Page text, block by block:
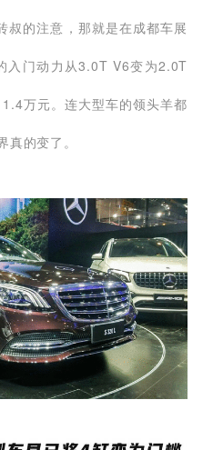
叔的注意，那就是在成都车展
入门动力从3.0T V6变为2.0T
万元。连大型车的领头羊都
真的变了。